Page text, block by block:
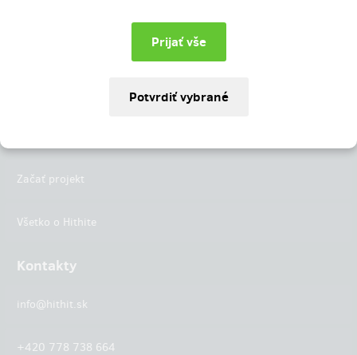
Začať projekt
Všetko o Hithite
Kontakty
info@hithit.sk
+420 778 738 664